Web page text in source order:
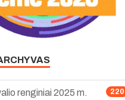
220
renginiai 2025 m.